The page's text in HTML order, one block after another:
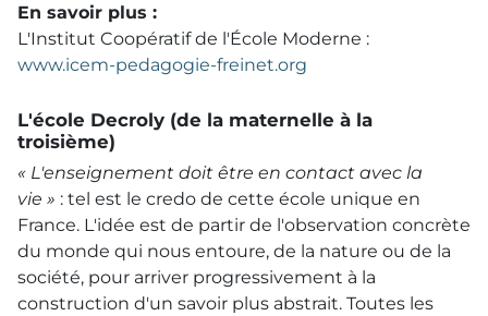
En savoir plus :
L'Institut Coopératif de l'École Moderne :
www.icem-pedagogie-freinet.org
L'école Decroly (de la maternelle à la
troisième)
« L'enseignement doit être en contact avec la
vie » : tel est le credo de cette école unique en
France. L'idée est de partir de l'observation concrète
du monde qui nous entoure, de la nature ou de la
société, pour arriver progressivement à la
construction d'un savoir plus abstrait. Toutes les